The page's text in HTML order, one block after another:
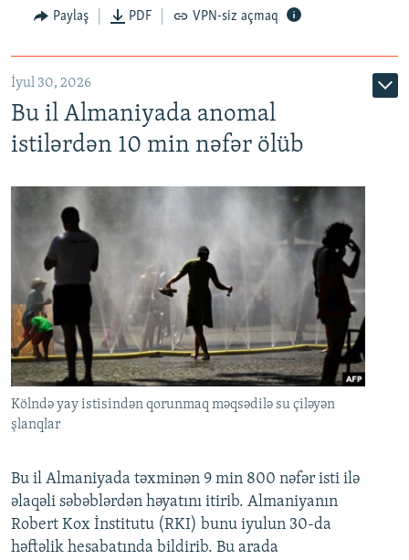
Paylaş PDF VPN-siz açmaq
İyul 30, 2026
Bu il Almaniyada anomal
istilərdən 10 min nəfər ölüb
Kölndə yay istisindən qorunmaq məqsədilə su çiləyən
şlanqlar
Bu il Almaniyada təxminən 9 min 800 nəfər isti ilə
əlaqəli səbəblərdən həyatını itirib. Almaniyanın
Robert Kox İnstitutu (RKI) bunu iyulun 30-da
həftəlik hesabatında bildirib. Bu arada